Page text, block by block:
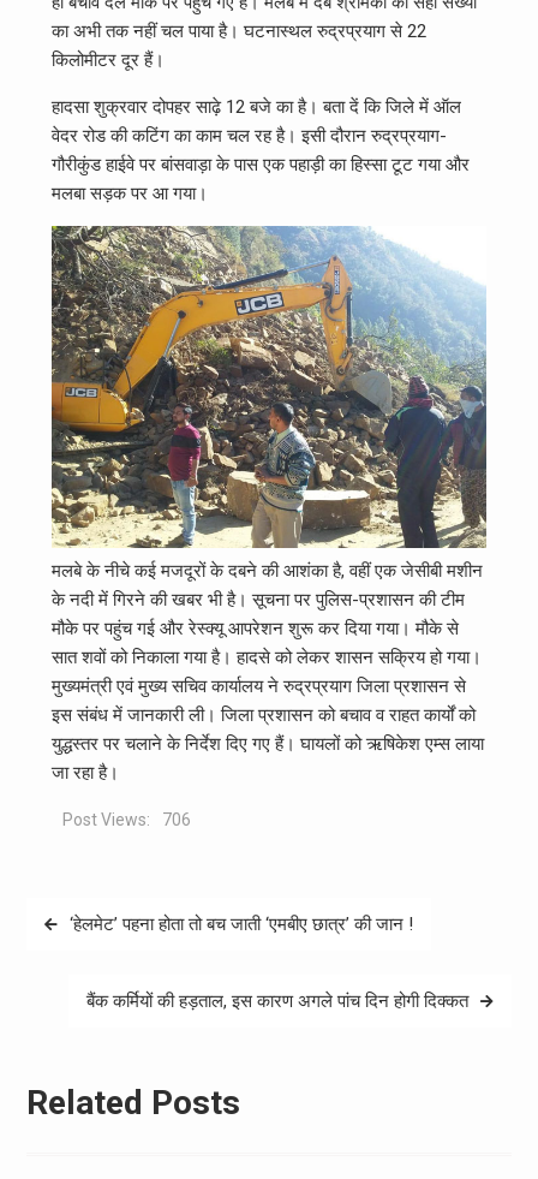
का अभी तक नहीं चल पाया है। घटनास्थल रुद्रप्रयाग से 22
किलोमीटर दूर हैं।
हादसा शुक्रवार दोपहर साढ़े 12 बजे का है। बता दें कि जिले में ऑल
वेदर रोड की कटिंग का काम चल रह है। इसी दौरान रुद्रप्रयाग-
गौरीकुंड हाईवे पर बांसवाड़ा के पास एक पहाड़ी का हिस्‍सा टूट गया और
मलबा सड़क पर आ गया।
मलबे के नीचे कई मजदूरों के दबने की आशंका है, वहीं एक जेसीबी मशीन
के नदी में गिरने की खबर भी है। सूचना पर पुलिस-प्रशासन की टीम
मौके पर पहुंच गई और रेस्‍क्‍यू आपरेशन शुरू कर दिया गया। मौके से
सात शवों को निकाला गया है। हादसे को लेकर शासन सक्रिय हो गया।
मुख्यमंत्री एवं मुख्य सचिव कार्यालय ने रुद्रप्रयाग जिला प्रशासन से
इस संबंध में जानकारी ली। जिला प्रशासन को बचाव व राहत कार्यों को
युद्धस्तर पर चलाने के निर्देश दिए गए हैं। घायलों को ऋषिकेश एम्‍स लाया
जा रहा है।
Post Views: 706
Post‘हेलमेट’ पहना होता तो बच जाती ‘एमबीए छात्र’ की जान !
बैंक कर्मियों की हड़ताल, इस कारण अगले पांच दिन होगी दिक्‍कत
Related Posts